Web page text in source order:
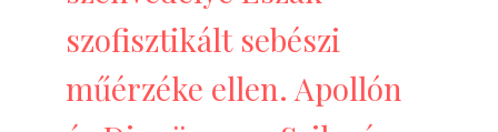
szofisztikált sebészi
műérzéke ellen. Apollón